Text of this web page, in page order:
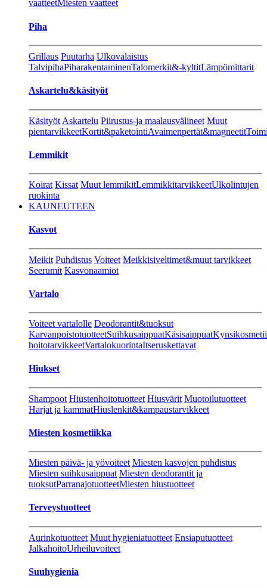
vaatteetMiesten vaatteet
Piha
Grillaus Puutarha Ulkovalaistus
TalvipihaPiharakentaminenTalomerkit&-kyltitLämpömittarit
Askartelu&käsityöt
Käsityöt Askartelu Piirustus-ja maalausvälineet Muut
pientarvikkeetKortit&paketointiAvaimenpertät&magneetit
Lemmikit
Koirat Kissat Muut lemmikitLemmikkitarvikkeetUlkolintujen
ruokinta
KAUNEUTEEN
Kasvot
Meikit Puhdistus Voiteet Meikkisiveltimet&muut tarvikkeet
Seerumit Kasvonaamiot
Vartalo
Voiteet vartalolle Deodorantit&tuoksut
KarvanpoistotuotteetSuihkusaippuatKäsisaippuat
hoitotarvikkeetVartalokuorintaItseruskettavat
Hiukset
Shampoot Hiustenhoitotuotteet Hiusvärit Muotoilutuotteet
Harjat ja kammatHiuslenkit&kampaustarvikkeet
Miesten kosmetiikka
Miesten päivä- ja yövoiteet Miesten kasvojen puhdistus
Miesten suihkusaippuat Miesten deodorantit ja
tuoksutParranajotuotteetMiesten hiustuotteet
Terveystuotteet
Aurinkotuotteet Muut hygieniatuotteet Ensiaputuotteet
JalkahoitoUrheiluvoiteet
Suuhygienia